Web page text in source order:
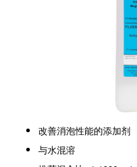
改善消泡性能的添加剂
与水混溶